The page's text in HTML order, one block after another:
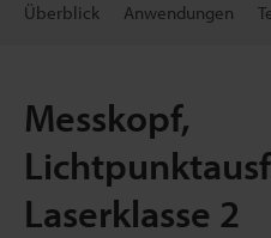
Überblick Anwendungen
Messkopf,
Laserklasse 2